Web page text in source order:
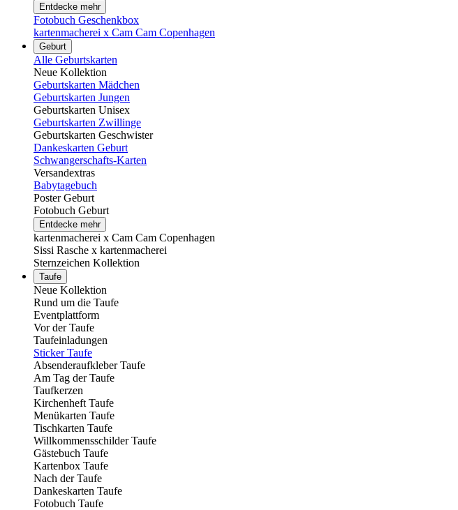
Entdecke mehr
Fotobuch Geschenkbox
kartenmacherei x Cam Cam Copenhagen
Geburt
Alle Geburtskarten
Neue Kollektion
Geburtskarten Mädchen
Geburtskarten Jungen
Geburtskarten Unisex
Geburtskarten Zwillinge
Geburtskarten Geschwister
Dankeskarten Geburt
Schwangerschafts-Karten
Versandextras
Babytagebuch
Poster Geburt
Fotobuch Geburt
Entdecke mehr
kartenmacherei x Cam Cam Copenhagen
Sissi Rasche x kartenmacherei
Sternzeichen Kollektion
Taufe
Neue Kollektion
Rund um die Taufe
Eventplattform
Vor der Taufe
Taufeinladungen
Sticker Taufe
Absenderaufkleber Taufe
Am Tag der Taufe
Taufkerzen
Kirchenheft Taufe
Menükarten Taufe
Tischkarten Taufe
Willkommensschilder Taufe
Gästebuch Taufe
Kartenbox Taufe
Nach der Taufe
Dankeskarten Taufe
Fotobuch Taufe